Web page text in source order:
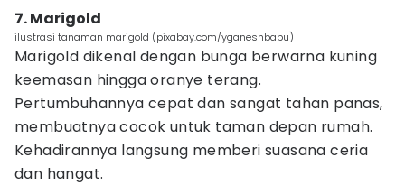
7. Marigold
ilustrasi tanaman marigold (pixabay.com/yganeshbabu)
Marigold dikenal dengan bunga berwarna kuning
keemasan hingga oranye terang.
Pertumbuhannya cepat dan sangat tahan panas,
membuatnya cocok untuk taman depan rumah.
Kehadirannya langsung memberi suasana ceria
dan hangat.